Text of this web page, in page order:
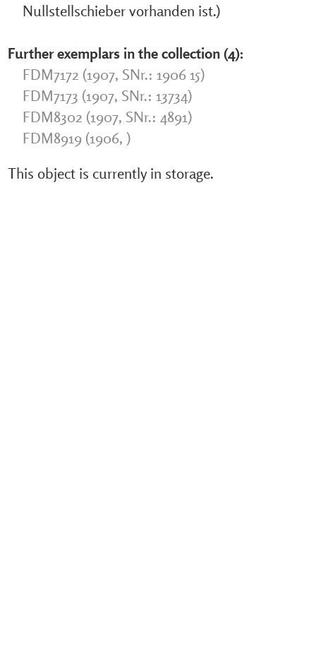
Nullstellschieber vorhanden ist.)
Further exemplars in the collection (4):
FDM7172 (1907, SNr.: 1906 15)
FDM7173 (1907, SNr.: 13734)
FDM8302 (1907, SNr.: 4891)
FDM8919 (1906, )
This object is currently in storage.